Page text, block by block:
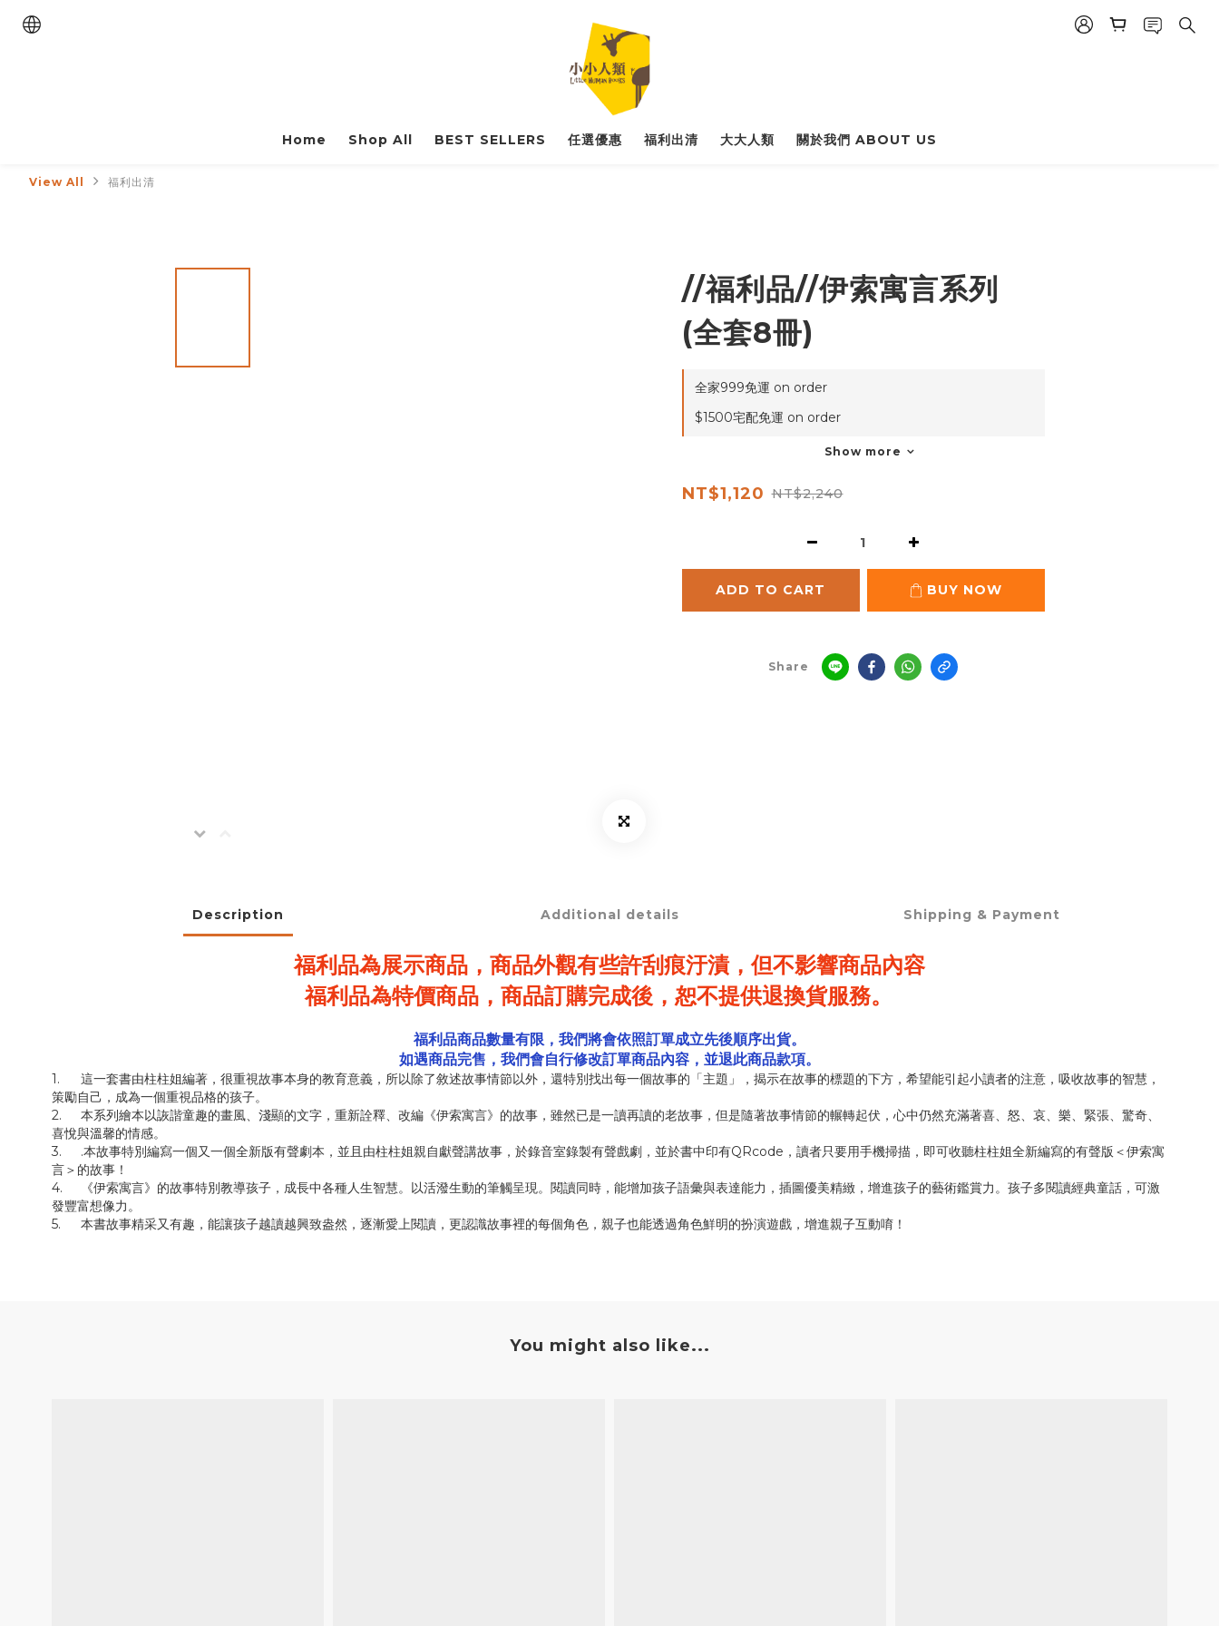
Home Shop All BEST SELLERS 任選優惠 福利出清 大大人類 關於我們 ABOUT US
View All 福利出清
//福利品//伊索寓言系列
(全套8冊)
全家999免運 on order
$1500宅配免運 on order
Show more
NT$1,120 NT$2,240
ADD TO CART BUY NOW
Share
Description Additional details Shipping & Payment
福利品為展示商品，商品外觀有些許刮痕汙漬，但不影響商品內容
福利品為特價商品，商品訂購完成後，恕不提供退換貨服務。
福利品商品數量有限，我們將會依照訂單成立先後順序出貨。
如遇商品完售，我們會自行修改訂單商品內容，並退此商品款項。
1.
這一套書由柱柱姐編著，很重視故事本身的教育意義，所以除了敘述故事情節以外，還特別找出每一個故事的「主題」，揭示在故事的標題的下方，希望能引起小讀者的注意，吸收故事的智慧，
策勵自己，成為一個重視品格的孩子。
2.
本系列繪本以詼諧童趣的畫風、淺顯的文字，重新詮釋、改編《伊索寓言》的故事，雖然已是一讀再讀的老故事，但是隨著故事情節的輾轉起伏，心中仍然充滿著喜、怒、哀、樂、緊張、驚奇、
喜悅與溫馨的情感。
3.
.本故事特別編寫一個又一個全新版有聲劇本，並且由柱柱姐親自獻聲講故事，於錄音室錄製有聲戲劇，並於書中印有QRcode，讀者只要用手機掃描，即可收聽柱柱姐全新編寫的有聲版＜伊索寓
言＞的故事！
4.
《伊索寓言》的故事特別教導孩子，成長中各種人生智慧。以活潑生動的筆觸呈現。閱讀同時，能增加孩子語彙與表達能力，插圖優美精緻，增進孩子的藝術鑑賞力。孩子多閱讀經典童話，可激
發豐富想像力。
5.
本書故事精采又有趣，能讓孩子越讀越興致盎然，逐漸愛上閱讀，更認識故事裡的每個角色，親子也能透過角色鮮明的扮演遊戲，增進親子互動唷！
You might also like...